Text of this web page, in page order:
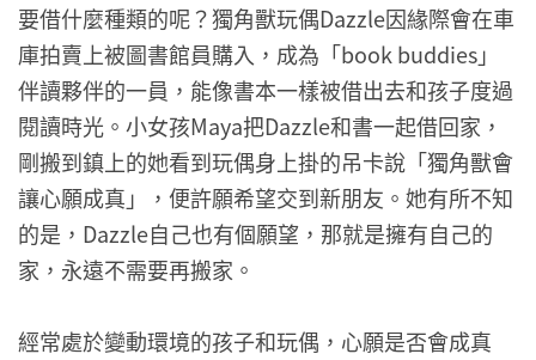
要借什麼種類的呢？獨角獸玩偶Dazzle因緣際會在車
庫拍賣上被圖書館員購入，成為「book buddies」
伴讀夥伴的一員，能像書本一樣被借出去和孩子度過
閱讀時光。小女孩Maya把Dazzle和書一起借回家，
剛搬到鎮上的她看到玩偶身上掛的吊卡說「獨角獸會
讓心願成真」，便許願希望交到新朋友。她有所不知
的是，Dazzle自己也有個願望，那就是擁有自己的
家，永遠不需要再搬家。
經常處於變動環境的孩子和玩偶，心願是否會成真